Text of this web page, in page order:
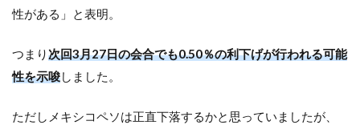
性がある」と表明。
つまり次回3月27日の会合でも0.50％の利下げが行われる可能
性を示唆しました。
ただしメキシコペソは正直下落するかと思っていましたが、